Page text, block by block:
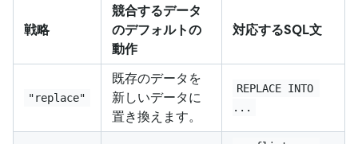
戦略
競合するデータ
のデフォルトの
動作
対応するSQL文
"replace"
既存のデータを
新しいデータに
置き換えます。
REPLACE INTO
...